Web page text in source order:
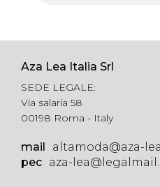
Aza Lea Italia Srl
SEDE LEGALE:
Via salaria 58
00198 Roma - Italy
mail
altamoda@aza-
pec aza-